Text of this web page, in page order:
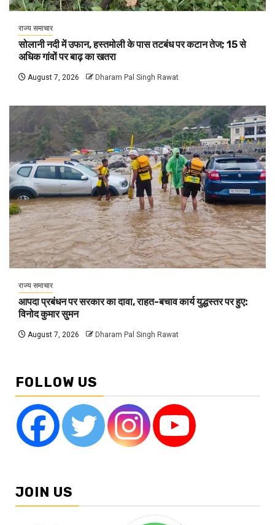
राज्य समाचार
सोलानी नदी में उफान, हस्तमोली के पास तटबंध पर कटान तेज; 15 से
अधिक गांवों पर बाढ़ का खतरा
August 7, 2026 Dharam Pal Singh Rawat
राज्य समाचार
आपदा प्रबंधन पर सरकार का दावा, राहत-बचाव कार्य युद्धस्तर पर हुए:
विनोद कुमार सुमन
August 7, 2026 Dharam Pal Singh Rawat
FOLLOW US
JOIN US